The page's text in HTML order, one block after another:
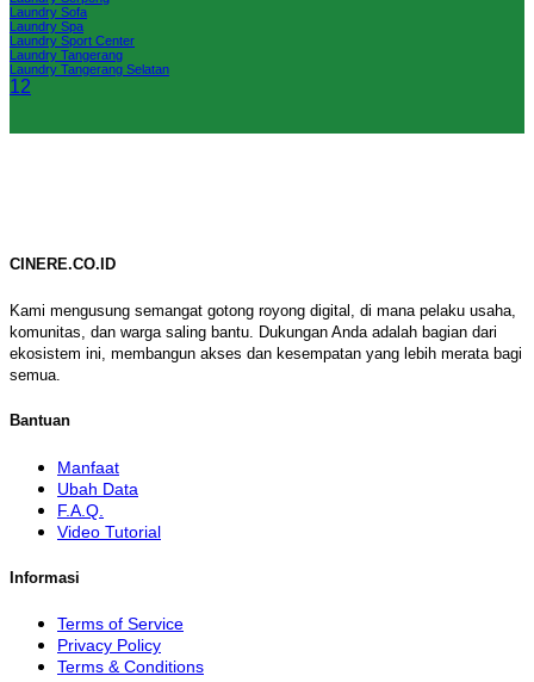
Laundry Sofa
Laundry Spa
Laundry Sport Center
Laundry Tangerang
Laundry Tangerang Selatan
12
CINERE.CO.ID
Kami mengusung semangat gotong royong digital, di mana pelaku usaha,
komunitas, dan warga saling bantu. Dukungan Anda adalah bagian dari
ekosistem ini, membangun akses dan kesempatan yang lebih merata bagi
semua.
Bantuan
Manfaat
Ubah Data
F.A.Q.
Video Tutorial
Informasi
Terms of Service
Privacy Policy
Terms & Conditions